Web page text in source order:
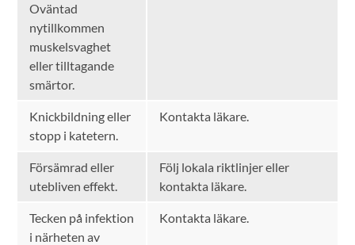
Oväntad
nytillkommen
muskelsvaghet
eller tilltagande
smärtor.
Knickbildning eller
stopp i katetern.
Kontakta läkare.
Försämrad eller
utebliven effekt.
Följ lokala riktlinjer eller
kontakta läkare.
Tecken på infektion
i närheten av
Kontakta läkare.